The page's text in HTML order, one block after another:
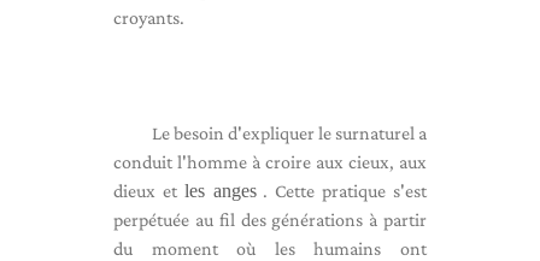
croyants.
Le besoin d'expliquer le surnaturel a
conduit l'homme à croire aux cieux, aux
dieux et les anges. Cette pratique s'est
perpétuée au fil des générations à partir
du moment où les humains ont